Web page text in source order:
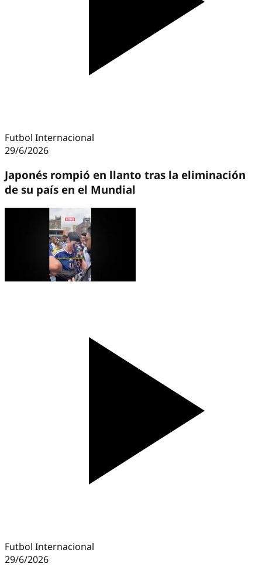
Futbol Internacional
29/6/2026
Japonés rompió en llanto tras la eliminación
de su país en el Mundial
Futbol Internacional
29/6/2026